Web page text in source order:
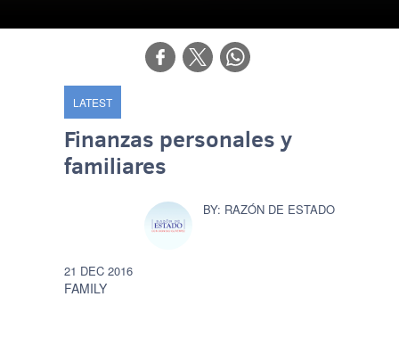
LATEST
Finanzas personales y
familiares
FAMILY
RAZÓN DE ESTADO
21 DEC 2016